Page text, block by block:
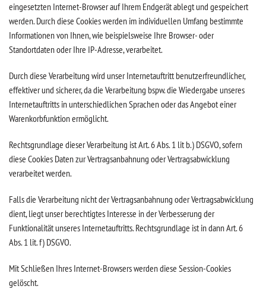
eingesetzten Internet-Browser auf Ihrem Endgerät ablegt und gespeichert
werden. Durch diese Cookies werden im individuellen Umfang bestimmte
Informationen von Ihnen, wie beispielsweise Ihre Browser- oder
Standortdaten oder Ihre IP-Adresse, verarbeitet.
Durch diese Verarbeitung wird unser Internetauftritt benutzerfreundlicher,
effektiver und sicherer, da die Verarbeitung bspw. die Wiedergabe unseres
Internetauftritts in unterschiedlichen Sprachen oder das Angebot einer
Warenkorbfunktion ermöglicht.
Rechtsgrundlage dieser Verarbeitung ist Art. 6 Abs. 1 lit b.) DSGVO, sofern
diese Cookies Daten zur Vertragsanbahnung oder Vertragsabwicklung
verarbeitet werden.
Falls die Verarbeitung nicht der Vertragsanbahnung oder Vertragsabwicklung
dient, liegt unser berechtigtes Interesse in der Verbesserung der
Funktionalität unseres Internetauftritts. Rechtsgrundlage ist in dann Art. 6
Abs. 1 lit. f) DSGVO.
Mit Schließen Ihres Internet-Browsers werden diese Session-Cookies
gelöscht.